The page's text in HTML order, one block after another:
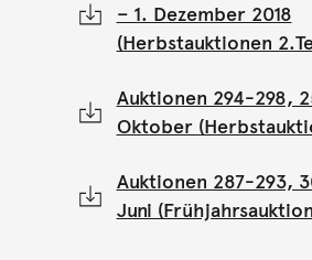
– 1. Dezember 2018
(Herbstauktionen
Auktionen 294-298,
Oktober
Auktionen 287-293,
Juni